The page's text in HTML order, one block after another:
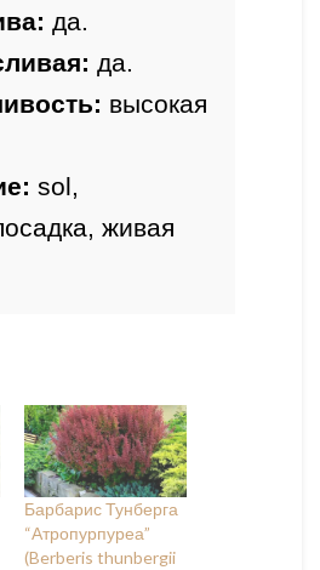
да.
да.
высокая
sol,
живая
Барбарис Тунберга
“Атропурпуреа”
(Berberis thunbergii